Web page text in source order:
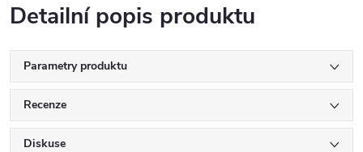
Detailní popis produktu
Parametry produktu
Recenze
Diskuse